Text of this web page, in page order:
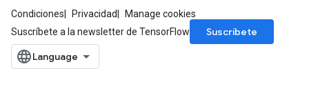
Condiciones Privacidad
Manage cookies
Suscríbete a la newsletter de TensorFlow
Suscríbete